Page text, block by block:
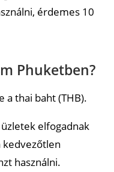
érdemes 10
Phuketben?
a thai baht (THB).
elfogadnak
kedvezőtlen
használni.